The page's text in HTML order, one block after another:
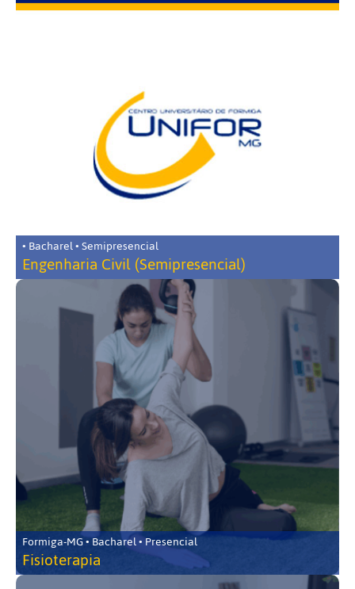
• Bacharel • Semipresencial
Engenharia Civil (Semipresencial)
Formiga-MG • Bacharel • Presencial
Fisioterapia